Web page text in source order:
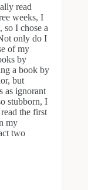
read
weeks, I
I chose a
only do I
of my
by
a book by
but
as ignorant
stubborn, I
the first
my
two